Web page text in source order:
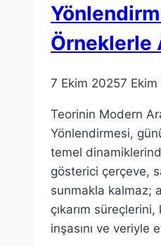
Örneklerle
7 Ekim 20257
Teorinin Modern
Yönlendirmesi,
temel
gösterici çerçeve,
sunmakla kalmaz;
çıkarım
inşasını ve veriyle